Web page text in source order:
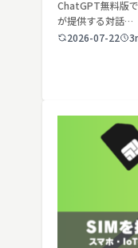
ChatGPT無料版
が提供する対話…
2026-07-22